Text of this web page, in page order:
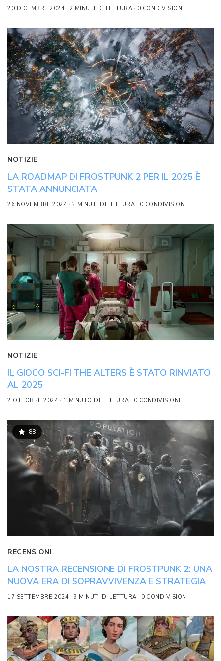
20 DICEMBRE 2024 2 MINUTI DI LETTURA 0 CONDIVISIONI
NOTIZIE
LA ROADMAP DI FROSTPUNK 2 PER IL 2025 È
STATA ANNUNCIATA
26 NOVEMBRE 2024 2 MINUTI DI LETTURA 0 CONDIVISIONI
NOTIZIE
IL GIOCO SCI-FI THE ALTERS È STATO RINVIATO
AL 2025
2 OTTOBRE 2024 1 MINUTO DI LETTURA 0 CONDIVISIONI
88
RECENSIONI
LA NOSTRA RECENSIONE DI FROSTPUNK 2: UNA
NUOVA ERA DI SOPRAVVIVENZA E STRATEGIA
17 SETTEMBRE 2024 9 MINUTI DI LETTURA 0 CONDIVISIONI